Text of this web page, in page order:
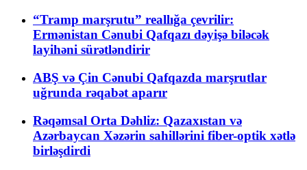
“Tramp marşrutu” reallığa çevrilir:
Ermənistan Cənubi Qafqazı dəyişə biləcək
layihəni sürətləndirir
ABŞ və Çin Cənubi Qafqazda marşrutlar
uğrunda rəqabət aparır
Rəqəmsal Orta Dəhliz: Qazaxıstan və
Azərbaycan Xəzərin sahillərini fiber-optik xətlə
birləşdirdi